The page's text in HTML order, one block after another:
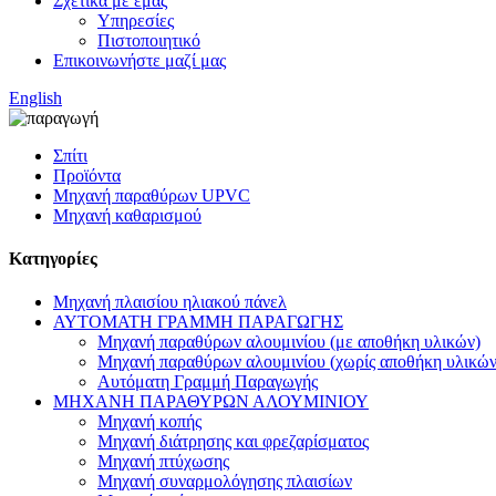
Υπηρεσίες
Πιστοποιητικό
Επικοινωνήστε μαζί μας
English
Σπίτι
Προϊόντα
Μηχανή παραθύρων UPVC
Μηχανή καθαρισμού
Κατηγορίες
Μηχανή πλαισίου ηλιακού πάνελ
ΑΥΤΟΜΑΤΗ ΓΡΑΜΜΗ ΠΑΡΑΓΩΓΗΣ
Μηχανή παραθύρων αλουμινίου (με αποθήκη υλικών)
Μηχανή παραθύρων αλουμινίου (χωρίς αποθήκη
Αυτόματη Γραμμή Παραγωγής
ΜΗΧΑΝΗ ΠΑΡΑΘΥΡΩΝ ΑΛΟΥΜΙΝΙΟΥ
Μηχανή κοπής
Μηχανή διάτρησης και φρεζαρίσματος
Μηχανή πτύχωσης
Μηχανή συναρμολόγησης πλαισίων